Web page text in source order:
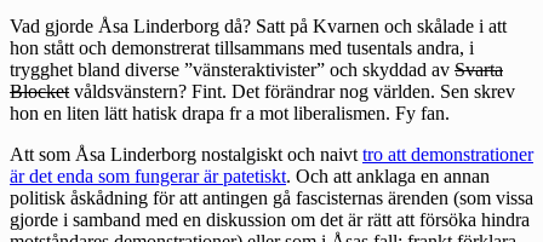
Vad gjorde Åsa Linderborg då? Satt på Kvarnen och skålade i att
hon stått och demonstrerat tillsammans med tusentals andra, i
trygghet bland diverse ”vänsteraktivister” och skyddad av Svarta
Blocketvåldsvänstern? Fint. Det förändrar nog världen. Sen skrev
hon en liten lätt hatisk drapa fr a mot liberalismen. Fy fan.
Att som Åsa Linderborg nostalgiskt och naivttro att demonstrationer
är det enda som fungerar är patetiskt. Och att anklaga en annan
politisk åskådning för att antingen gå fascisternas ärenden (som vissa
gjorde i samband med en diskussion om det är rätt att försöka hindra